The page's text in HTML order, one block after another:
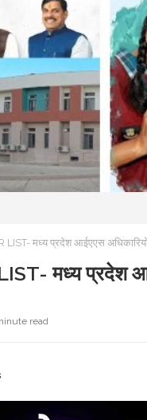
मध्य प्रदेश आईएएस
मध्य प्रदेश
read